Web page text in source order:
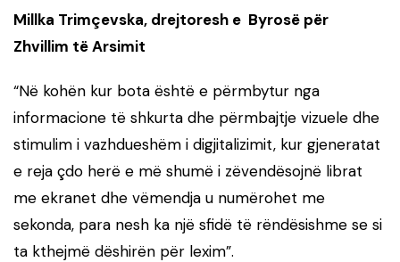
Millka Trimçevska, drejtoresh e Byrosë për
Zhvillim të Arsimit
“Në kohën kur bota është e përmbytur nga
informacione të shkurta dhe përmbajtje vizuele dhe
stimulim i vazhdueshëm i digjitalizimit, kur gjeneratat
e reja çdo herë e më shumë i zëvendësojnë librat
me ekranet dhe vëmendja u numërohet me
sekonda, para nesh ka një sfidë të rëndësishme se si
ta kthejmë dëshirën për lexim”.